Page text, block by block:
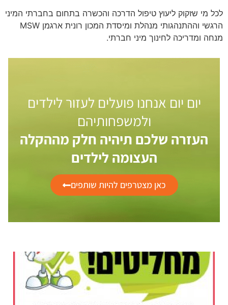
לכל מי שזקוק ליעוץ טיפול הדרכה והכשרה בתחום בחברתי המיני
הרגשי וההתנהגותי מנהלת ומיסדת המכון רונית ארגמן MSW
מנחה ומדריכה לחינוך מיני חברתי.
יום יום אנחנו פועלים לעזור לילדים
ולמשפחותיהם
העזרה שלכם תיהיה חלק מההקלה
העצומה לילדים
כאן מצטרפים להיות שותפים